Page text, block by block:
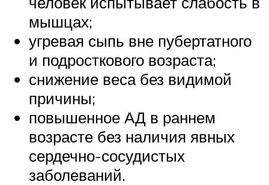
мышцах;
угревая сыпь вне пубертатного
и подросткового возраста;
снижение веса без видимой
причины;
повышенное АД в раннем
возрасте без наличия явных
сердечно-сосудистых
заболеваний.